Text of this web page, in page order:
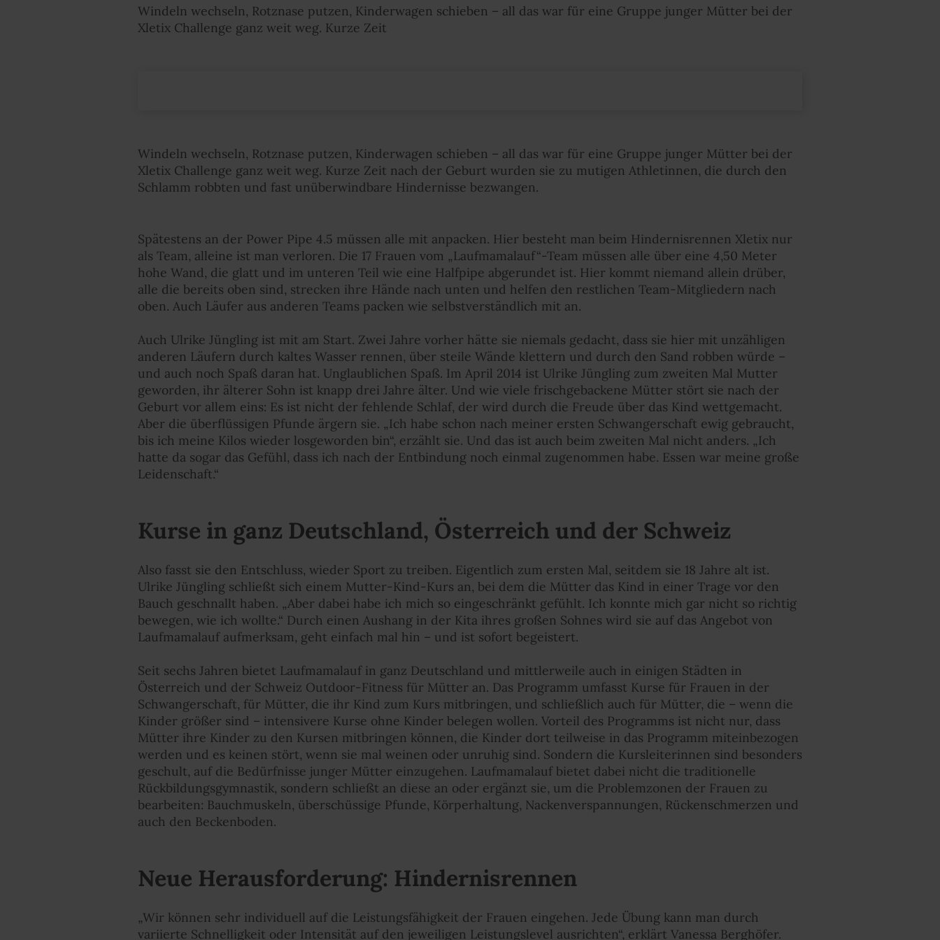
Windeln wechseln, Rotznase putzen, Kinderwagen schieben – all das war für eine Gruppe junger Mütter bei der
Xletix Challenge ganz weit weg. Kurze Zeit
Windeln wechseln, Rotznase putzen, Kinderwagen schieben – all das war für eine Gruppe junger Mütter bei der
Xletix Challenge ganz weit weg. Kurze Zeit nach der Geburt wurden sie zu mutigen Athletinnen, die durch den
Schlamm robbten und fast unüberwindbare Hindernisse bezwangen.
Spätestens an der Power Pipe 4.5 müssen alle mit anpacken. Hier besteht man beim Hindernisrennen Xletix nur
als Team, alleine ist man verloren. Die 17 Frauen vom „Laufmamalauf“-Team müssen alle über eine 4,50 Meter
hohe Wand, die glatt und im unteren Teil wie eine Halfpipe abgerundet ist. Hier kommt niemand allein drüber,
alle die bereits oben sind, strecken ihre Hände nach unten und helfen den restlichen Team-Mitgliedern nach
oben. Auch Läufer aus anderen Teams packen wie selbstverständlich mit an.
Auch Ulrike Jüngling ist mit am Start. Zwei Jahre vorher hätte sie niemals gedacht, dass sie hier mit unzähligen
anderen Läufern durch kaltes Wasser rennen, über steile Wände klettern und durch den Sand robben würde –
und auch noch Spaß daran hat. Unglaublichen Spaß. Im April 2014 ist Ulrike Jüngling zum zweiten Mal Mutter
geworden, ihr älterer Sohn ist knapp drei Jahre älter. Und wie viele frischgebackene Mütter stört sie nach der
Geburt vor allem eins: Es ist nicht der fehlende Schlaf, der wird durch die Freude über das Kind wettgemacht.
Aber die überflüssigen Pfunde ärgern sie. „Ich habe schon nach meiner ersten Schwangerschaft ewig gebraucht,
bis ich meine Kilos wieder losgeworden bin“, erzählt sie. Und das ist auch beim zweiten Mal nicht anders. „Ich
hatte da sogar das Gefühl, dass ich nach der Entbindung noch einmal zugenommen habe. Essen war meine große
Leidenschaft.“
Kurse in ganz Deutschland, Österreich und der Schweiz
Also fasst sie den Entschluss, wieder Sport zu treiben. Eigentlich zum ersten Mal, seitdem sie 18 Jahre alt ist.
Ulrike Jüngling schließt sich einem Mutter-Kind-Kurs an, bei dem die Mütter das Kind in einer Trage vor den
Bauch geschnallt haben. „Aber dabei habe ich mich so eingeschränkt gefühlt. Ich konnte mich gar nicht so richtig
bewegen, wie ich wollte.“ Durch einen Aushang in der Kita ihres großen Sohnes wird sie auf das Angebot von
Laufmamalauf aufmerksam, geht einfach mal hin – und ist sofort begeistert.
Seit sechs Jahren bietet Laufmamalauf in ganz Deutschland und mittlerweile auch in einigen Städten in
Österreich und der Schweiz Outdoor-Fitness für Mütter an. Das Programm umfasst Kurse für Frauen in der
Schwangerschaft, für Mütter, die ihr Kind zum Kurs mitbringen, und schließlich auch für Mütter, die – wenn die
Kinder größer sind – intensivere Kurse ohne Kinder belegen wollen. Vorteil des Programms ist nicht nur, dass
Mütter ihre Kinder zu den Kursen mitbringen können, die Kinder dort teilweise in das Programm miteinbezogen
werden und es keinen stört, wenn sie mal weinen oder unruhig sind. Sondern die Kursleiterinnen sind besonders
geschult, auf die Bedürfnisse junger Mütter einzugehen. Laufmamalauf bietet dabei nicht die traditionelle
Rückbildungsgymnastik, sondern schließt an diese an oder ergänzt sie, um die Problemzonen der Frauen zu
bearbeiten: Bauchmuskeln, überschüssige Pfunde, Körperhaltung, Nackenverspannungen, Rückenschmerzen und
auch den Beckenboden.
Neue Herausforderung: Hindernisrennen
„Wir können sehr individuell auf die Leistungsfähigkeit der Frauen eingehen. Jede Übung kann man durch
variierte Schnelligkeit oder Intensität auf den jeweiligen Leistungslevel ausrichten“, erklärt Vanessa Berghöfer.